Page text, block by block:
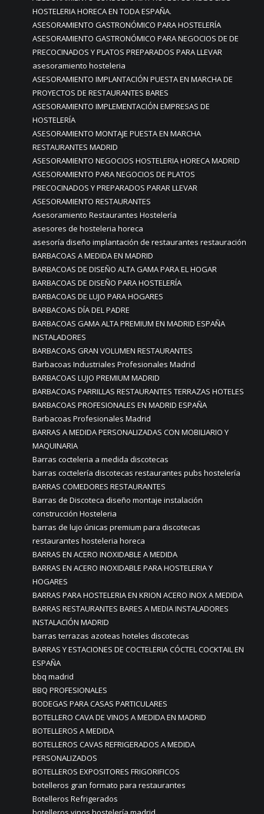
HOSTELERIA HORECA EN TODA ESPAÑA.
ASESORAMIENTO GASTRONÓMICO PARA HOSTELERÍA
ASESORAMIENTO GASTRONÓMICO PARA NEGOCIOS DE DE
PRECOCINADOS Y PLATOS PREPARADOS PARA LLEVAR
asesoramiento hosteleria
ASESORAMIENTO IMPLANTACIÓN PUESTA EN MARCHA DE
PROYECTOS DE RESTAURANTES BARES
ASESORAMIENTO IMPLEMENTACIÓN EMPRESAS DE
HOSTELERÍA
ASESORAMIENTO MONTAJE PUESTA EN MARCHA
RESTAURANTES MADRID
ASESORAMIENTO NEGOCIOS HOSTELERIA HORECA MADRID
ASESORAMIENTO PARA NEGOCIOS DE PLATOS
PRECOCINADOS Y PREPARADOS PARAR LLEVAR
ASESORAMIENTO RESTAURANTES
Asesoramiento Restaurantes Hostelería
asesores de hosteleria horeca
asesoría diseño implantación de restaurantes restauración
BARBACOAS A MEDIDA EN MADRID
BARBACOAS DE DISEÑO ALTA GAMA PARA EL HOGAR
BARBACOAS DE DISEÑO PARA HOSTELERÍA
BARBACOAS DE LUJO PARA HOGARES
BARBACOAS DÍA DEL PADRE
BARBACOAS GAMA ALTA PREMIUM EN MADRID ESPAÑA
INSTALADORES
BARBACOAS GRAN VOLUMEN RESTAURANTES
Barbacoas Industriales Profesionales Madrid
BARBACOAS LUJO PREMIUM MADRID
BARBACOAS PARRILLAS RESTAURANTES TERRAZAS HOTELES
BARBACOAS PROFESIONALES EN MADRID ESPAÑA
Barbacoas Profesionales Madrid
BARRAS A MEDIDA PERSONALIZADAS CON MOBILIARIO Y
MAQUINARIA
Barras cocteleria a medida discotecas
barras coctelería discotecas restaurantes pubs hostelería
BARRAS COMEDORES RESTAURANTES
Barras de Discoteca diseño montaje instalación
construcción Hosteleria
barras de lujo únicas premium para discotecas
restaurantes hosteleria horeca
BARRAS EN ACERO INOXIDABLE A MEDIDA
BARRAS EN ACERO INOXIDABLE PARA HOSTELERIA Y
HOGARES
BARRAS PARA HOSTELERIA EN KRION ACERO INOX A MEDIDA
BARRAS RESTAURANTES BARES A MEDIA INSTALADORES
INSTALACIÓN MADRID
barras terrazas azoteas hoteles discotecas
BARRAS Y ESTACIONES DE COCTELERIA CÓCTEL COCKTAIL EN
ESPAÑA
bbq madrid
BBQ PROFESIONALES
BODEGAS PARA CASAS PARTICULARES
BOTELLERO CAVA DE VINOS A MEDIDA EN MADRID
BOTELLEROS A MEDIDA
BOTELLEROS CAVAS REFRIGERADOS A MEDIDA
PERSONALIZADOS
BOTELLEROS EXPOSITORES FRIGORIFICOS
botelleros gran formato para restaurantes
Botelleros Refrigerados